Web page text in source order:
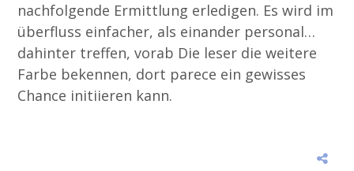
nachfolgende Ermittlung erledigen. Es wird im
überfluss einfacher, als einander personal…
dahinter treffen, vorab Die leser die weitere
Farbe bekennen, dort parece ein gewisses
Chance initiieren kann.